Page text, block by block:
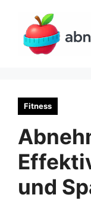
springen
Fitness
und